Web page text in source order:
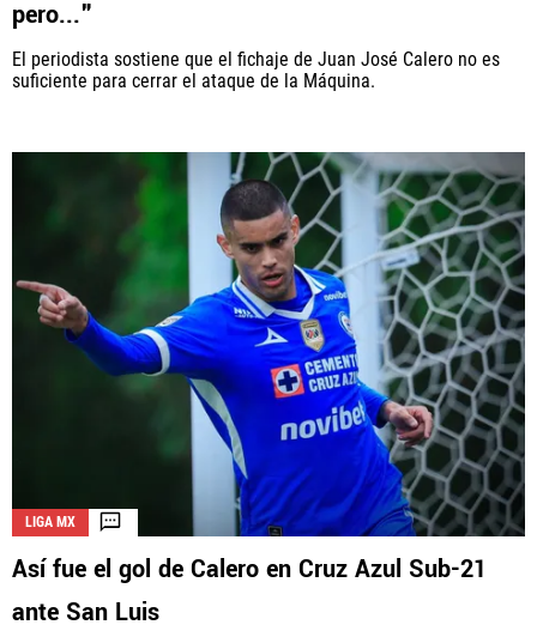
pero..."
El periodista sostiene que el fichaje de Juan José Calero no es
suficiente para cerrar el ataque de la Máquina.
LIGA MX
Así fue el gol de Calero en Cruz Azul Sub-21
ante San Luis